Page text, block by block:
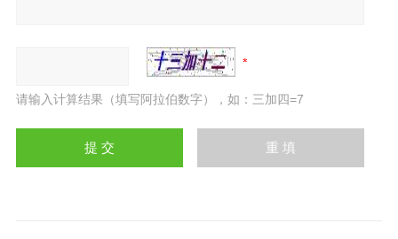
请输入计算结果（填写阿拉伯数字），如：三加四=7